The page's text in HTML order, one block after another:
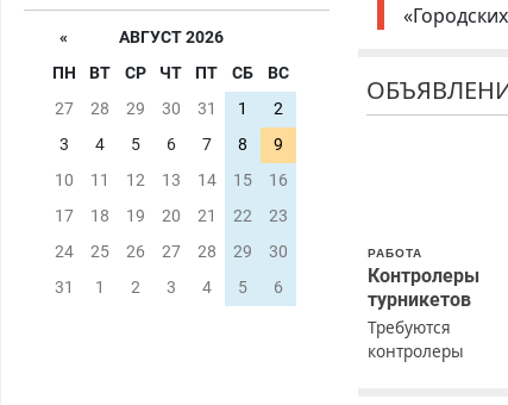
РАБОТА
Контролеры
турникетов
Требуются
контролеры
«
АВГУСТ 2026
ПН
ВТ СР ЧТ ПТ СБ
ВС
27
28 29 30 31 1
2
3
4 5 6 7 8
9
10
11 12 13 14 15
16
17
18 19 20 21 22
23
24
25 26 27 28 29
30
31
1 2 3 4 5 6